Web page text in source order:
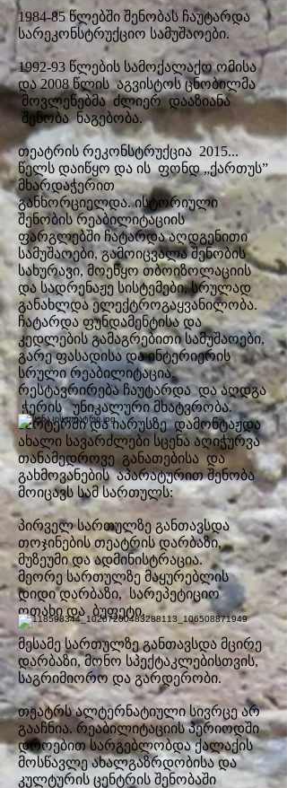
1984-85 წლებში შენობას ჩაუტარდა
სარეკონსტრუქციო სამუშაოები.
1992-93 წლების სამოქალაქო ომისა
და 2008 წლის აგვისტოს ცნობილმა
მოვლენებმა ძლიერ დააზიანა
შენობა ნაგებობა.
თეატრის რეკონსტრუქცია 2015...
წელს დაიწყო და ის ფონდ „ქართუს”
მხარდაჭერით
განხორციელდა. ისტორიული
შენობის რეაბილიტაციის
ფარგლებში ჩატარდა აღდგენითი
სამუშაოები, გამოიცვალა შენობის
სახურავი, მოეწყო თბოიზოლაციის
და სადრენაჟე სისტემები, სრულად
განახლდა ელექტროგაყვანილობა.
ჩატარდა ფუნდამენტისა და
კედლების გამაგრებითი სამუშაოები,
გარე ფასადისა და ინტერიერის
სრული რეაბილიტაცია.
რესტავრირება ჩაუტარდა და აღდგა
ჭერის უნიკალური მხატვრობა.
პარტერში და იარუსზე დამონტაჟდა
ახალი სავარძლები სცენა აღიჭურვა
თანამედროვე განათებისა და
გახმოვანების აპარატურითშენობა
მოიცავს სამ სართულს:
პირველ სართულზე განთავსდა
თოჯინების თეატრის დარბაზი,
მუზეუმი და ადმინისტრაცია.
მეორე სართულზე მაყურებლის
დიდი დარბაზი, სარეპეტიციო
ოთახი და ბუფეტი.
მესამე სართულზე განთავსდა მცირე
დარბაზი, მონო სპექტაკლებისთვის,
საგრიმიორო და გარდერობი.
თეატრს ალტერნატიული სივრცე არ
გააჩნია. რეაბილიტაციის პერიოდში
დროებით სარგებლობდა ქალაქის
მოსწავლე ახალგაზრდობისა და
კულტურის ცენტრის შენობაში